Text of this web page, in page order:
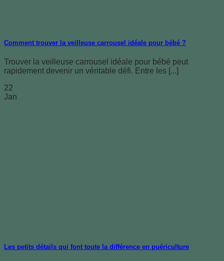
Comment trouver la veilleuse carrousel idéale pour bébé ?
Trouver la veilleuse carrousel idéale pour bébé peut
rapidement devenir un véritable défi. Entre les [...]
22
Jan
Les petits détails qui font toute la différence en puériculture